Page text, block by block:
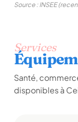
Source : INSEE
Services
Santé,
disponibles à